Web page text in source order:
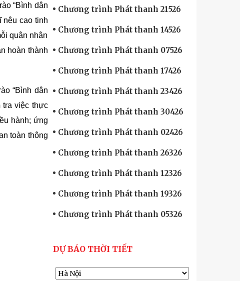
“Bình dân
nêu cao tinh
quân nhân
hoàn thành
“Bình dân
tra việc thực
hành; ứng
n toàn thông
Chương trình Phát thanh 21526
Chương trình Phát thanh 14526
Chương trình Phát thanh 07526
Chương trình Phát thanh 17426
Chương trình Phát thanh 23426
Chương trình Phát thanh 30426
Chương trình Phát thanh 02426
Chương trình Phát thanh 26326
Chương trình Phát thanh 12326
Chương trình Phát thanh 19326
Chương trình Phát thanh 05326
DỰ BÁO THỜI TIẾT